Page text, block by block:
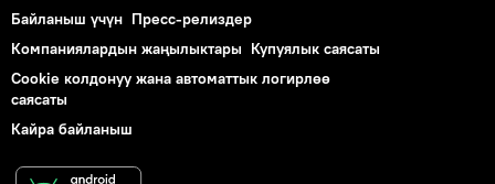
Байланыш үчүн Пресс-релиздер
Компаниялардын жаңылыктары Купуялык саясаты
Cookie колдонуу жана автоматтык логирлөө
саясаты
Кайра байланыш